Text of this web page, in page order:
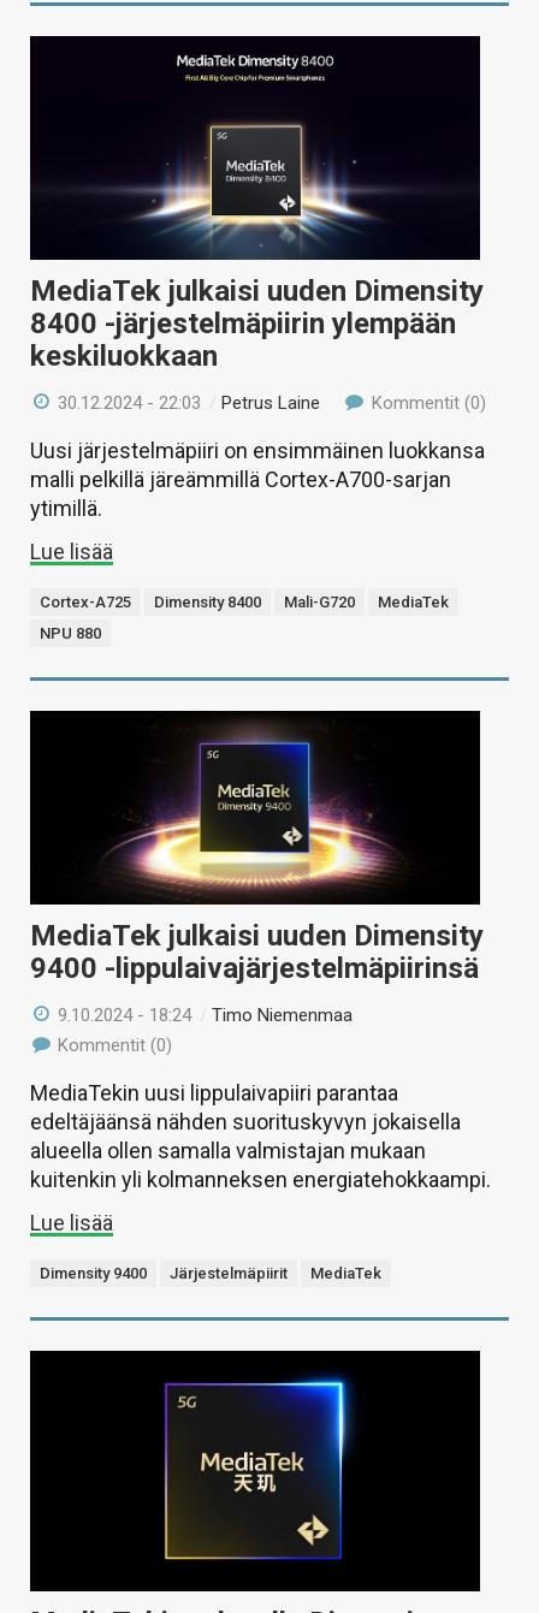
MediaTek julkaisi uuden Dimensity
8400 -järjestelmäpiirin ylempään
keskiluokkaan
30.12.2024 - 22:03 /Petrus Laine Kommentit (0)
Uusi järjestelmäpiiri on ensimmäinen luokkansa
malli pelkillä järeämmillä Cortex-A700-sarjan
ytimillä.
Lue lisää
Cortex-A725 Dimensity 8400 Mali-G720
MediaTek
NPU 880
MediaTek julkaisi uuden Dimensity
9400 -lippulaivajärjestelmäpiirinsä
9.10.2024 - 18:24 /Timo Niemenmaa
Kommentit (0)
MediaTekin uusi lippulaivapiiri parantaa
edeltäjäänsä nähden suorituskyvyn jokaisella
alueella ollen samalla valmistajan mukaan
kuitenkin yli kolmanneksen energiatehokkaampi.
Lue lisää
Dimensity 9400 Järjestelmäpiirit MediaTek